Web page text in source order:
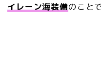
イレーン海装備のこと